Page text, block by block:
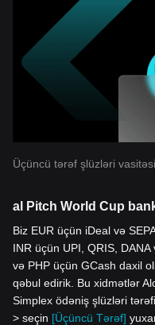
Üçüncü tərəf şlüzləri
al Pitch World Cup
Biz EUR üçün iDeal və
INR üçün UPI, QRIS,
və PHP üçün GCash daxil
qəbul edirik. Bu xidmətlər
Simplex ödəniş şlüzləri
> seçin [Üçüncü Tərəf]